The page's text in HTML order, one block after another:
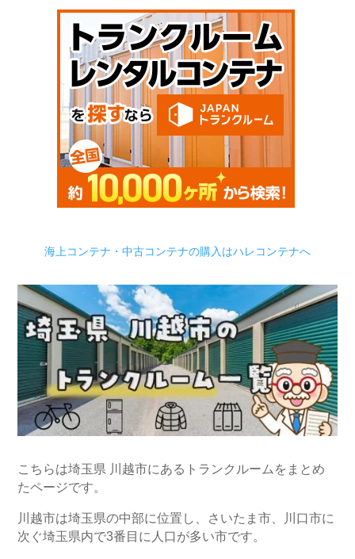
海上コンテナ・中古コンテナの購入はハレコンテナへ
こちらは埼玉県 川越市にあるトランクルームをまとめ
たページです。
川越市は埼玉県の中部に位置し、さいたま市、川口市に
次ぐ埼玉県内で3番目に人口が多い市です。